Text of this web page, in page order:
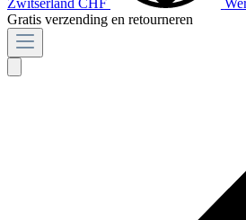
Gratis verzending en retourneren